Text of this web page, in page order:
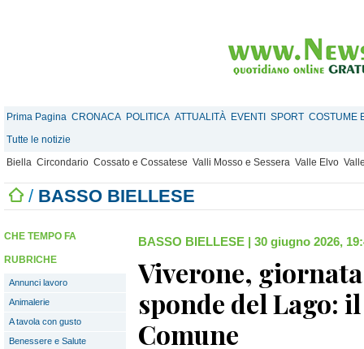
Prima Pagina CRONACA POLITICA ATTUALITÀ EVENTI SPORT COSTUME
Tutte le notizie
Biella Circondario Cossato e Cossatese Valli Mosso e Sessera Valle Elvo
/ BASSO BIELLESE
CHE TEMPO FA
RUBRICHE
Annunci lavoro
Animalerie
A tavola con gusto
Benessere e Salute
BASSO BIELLESE | 30 giugno 2026,
Viverone,
sponde del Lago:
Comune